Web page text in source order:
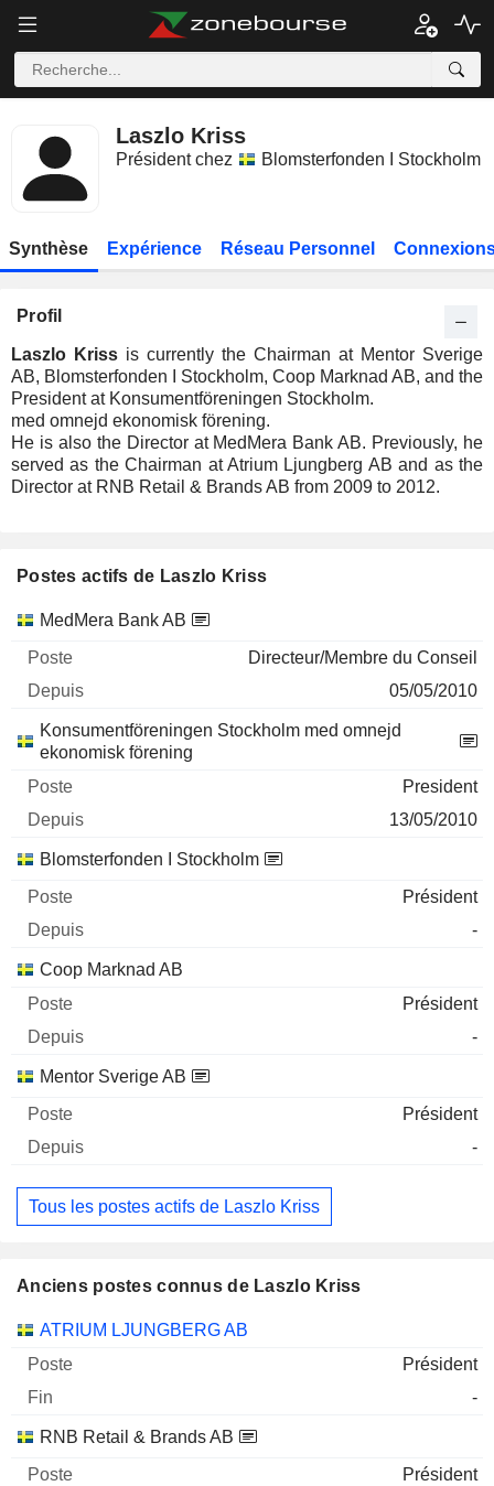
Laszlo Kriss
Président chez Blomsterfonden I Stockholm
Synthèse Expérience Réseau Personnel
Profil
Laszlo Kriss is currently the Chairman at Mentor Sverige
AB, Blomsterfonden I Stockholm, Coop Marknad AB, and the
President at Konsumentföreningen Stockholm.
med omnejd ekonomisk förening.
He is also the Director at MedMera Bank AB. Previously, he
served as the Chairman at Atrium Ljungberg AB and as the
Director at RNB Retail & Brands AB from 2009 to 2012.
Postes actifs de Laszlo Kriss
Sociétés Poste Début
MedMera Bank AB
Directeur/Membre du Conseil
05/05/2010
Konsumentföreningen Stockholm med omnejd
ekonomisk förening
President
13/05/2010
Blomsterfonden I Stockholm
Président
-
Coop Marknad AB
Président
-
Mentor Sverige AB
Président
-
Tous les postes actifs de Laszlo Kriss
Anciens postes connus de Laszlo Kriss
Sociétés Poste Fin
ATRIUM LJUNGBERG AB
Président
-
RNB Retail & Brands AB
Président